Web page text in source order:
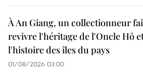
À An Giang, un collectionneur
revivre l'héritage de l'Oncle Hô
l'histoire des îles du pays
01/08/2026 03:00